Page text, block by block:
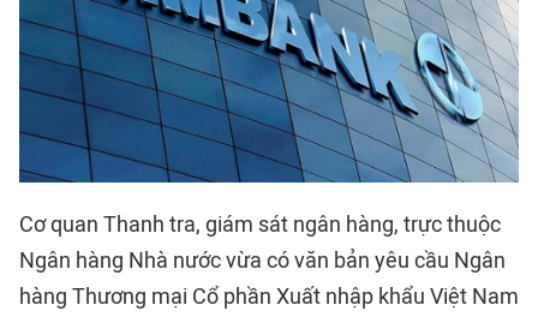
Cơ quan Thanh tra, giám sát ngân hàng, trực thuộc
Ngân hàng Nhà nước vừa có văn bản yêu cầu Ngân
hàng Thương mại Cổ phần Xuất nhập khẩu Việt Nam